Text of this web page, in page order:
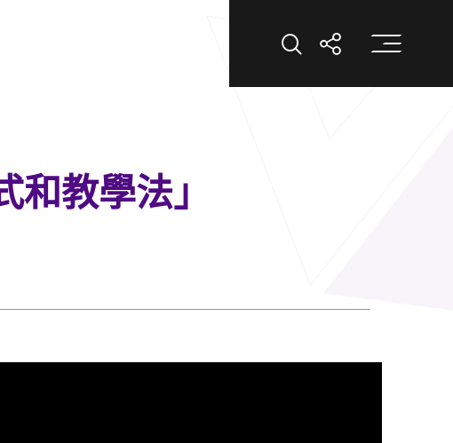
打開搜索打開分享打
教學法」